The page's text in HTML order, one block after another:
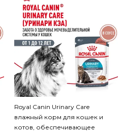
Royal Canin Urinary Care
влажный корм для кошек и
котов, обеспечивающее